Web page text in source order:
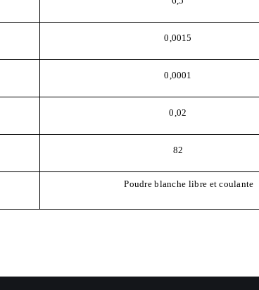
0,0015
0,0001
0,02
82
Poudre blanche libre et coulante